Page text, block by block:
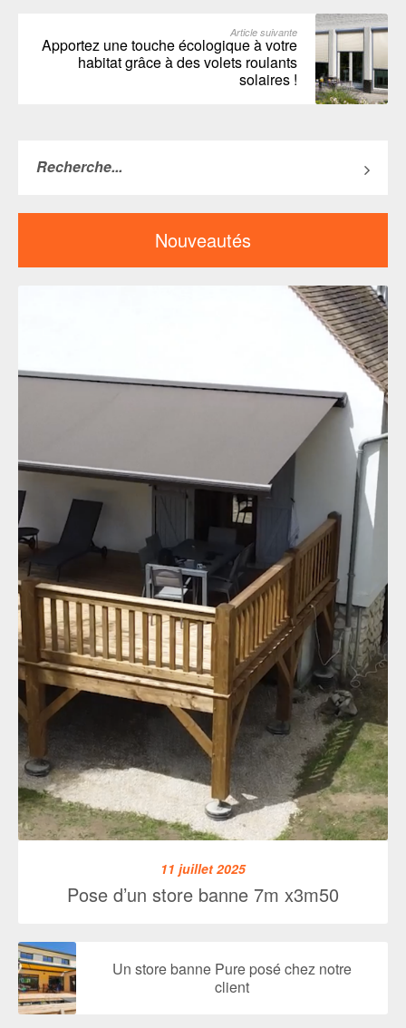
Article suivante
Apportez une touche écologique à votre
habitat grâce à des volets roulants
solaires !
Nouveautés
11 juillet 2025
Pose d’un store banne 7m x3m50
Un store banne Pure posé chez notre
client